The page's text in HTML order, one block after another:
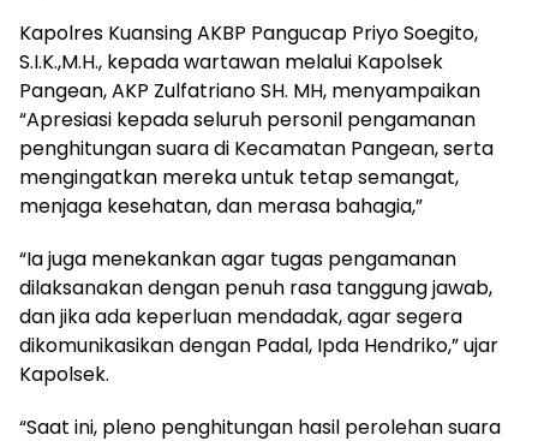
Kapolres Kuansing AKBP Pangucap Priyo Soegito,
S.I.K.,M.H., kepada wartawan melalui Kapolsek
Pangean, AKP Zulfatriano SH. MH, menyampaikan
“Apresiasi kepada seluruh personil pengamanan
penghitungan suara di Kecamatan Pangean, serta
mengingatkan mereka untuk tetap semangat,
menjaga kesehatan, dan merasa bahagia,”
“Ia juga menekankan agar tugas pengamanan
dilaksanakan dengan penuh rasa tanggung jawab,
dan jika ada keperluan mendadak, agar segera
dikomunikasikan dengan Padal, Ipda Hendriko,” ujar
Kapolsek.
“Saat ini, pleno penghitungan hasil perolehan suara